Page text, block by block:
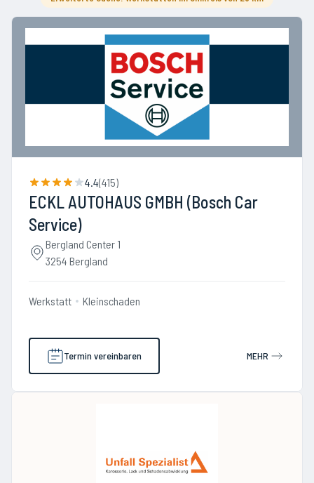
4.4(415)
ECKL AUTOHAUS GMBH (Bosch Car
Service)
Bergland Center 1
3254 Bergland
Werkstatt Kleinschaden
Termin vereinbaren MEHR